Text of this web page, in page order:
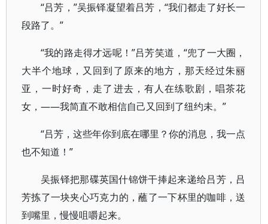
“吕芳，”吴振铎凝望着吕芳，“我们都走了好长一
段路了。”
“我的路走得才远呢！”吕芳笑道，“兜了一大圈，
大半个地球，又回到了原来的地方，那天经过朱丽
亚，一时好奇，走了进去，有人在练歌剧，唱茶花
女，——我简直不敢相信自己又回到了纽约未。”
“吕芳，这些年你到底在哪里？你的消息，我一点
也不知道！”
吴振铎把那碟英国什锦饼干捧起来递给吕芳，吕
芳拣了一块夹心巧克力的，蘸了一下杯里的咖啡，送
到嘴里，慢慢咀嚼起来。